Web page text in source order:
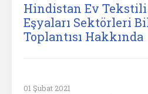
Hindistan Ev
Eşyaları Sektörleri
Toplantısı Hakkında
01 Şubat 2021